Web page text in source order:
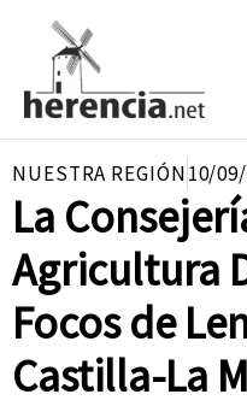
contenido
NUESTRA REGIÓN10/
La
Agricultura
Focos de
Castilla-La